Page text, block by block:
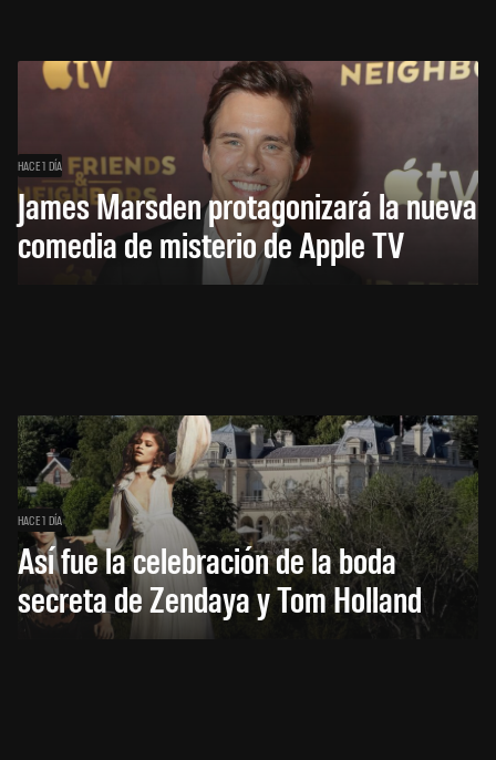
HACE 1 DÍA
James Marsden protagonizará la nueva
comedia de misterio de Apple TV
HACE 1 DÍA
Así fue la celebración de la boda
secreta de Zendaya y Tom Holland